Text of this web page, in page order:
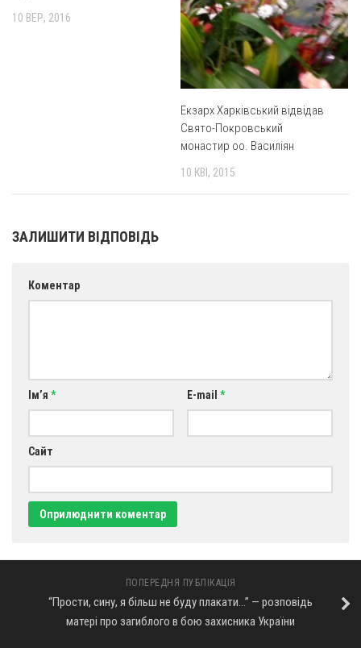
10 ВЕР, 2016
Екзарх Харківський відвідав
Свято-Покровський
монастир оо. Василіян
10 КВІ, 2015
ЗАЛИШИТИ ВІДПОВІДЬ
Коментар
Ім’я * E-mail *
Сайт
ПОПЕРЕДНЯ ПУБЛІКАЦІЯ
“Прости, сину, я більш не буду плакати…” — розповідь
матері про загиблого в бою захисника України